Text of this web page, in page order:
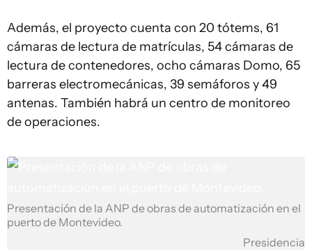
Además, el proyecto cuenta con 20 tótems, 61
cámaras de lectura de matrículas, 54 cámaras de
lectura de contenedores, ocho cámaras Domo, 65
barreras electromecánicas, 39 semáforos y 49
antenas. También habrá un centro de monitoreo
de operaciones.
Presentación de la ANP de obras de automatización en el
puerto de Montevideo.
Presidencia